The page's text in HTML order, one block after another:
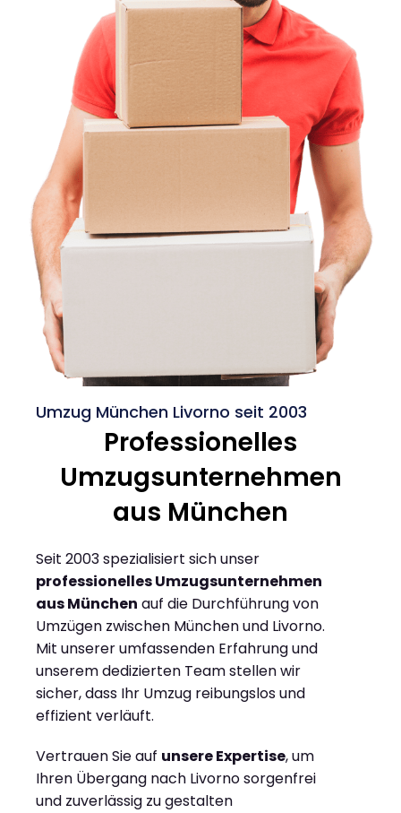
Umzug München Livorno seit 2003
Professionelles
Umzugsunternehmen
aus München
Seit 2003 spezialisiert sich unser
professionelles Umzugsunternehmen
aus München auf die Durchführung von
Umzügen zwischen München und Livorno.
Mit unserer umfassenden Erfahrung und
unserem dedizierten Team stellen wir
sicher, dass Ihr Umzug reibungslos und
effizient verläuft.
Vertrauen Sie auf unsere Expertise, um
Ihren Übergang nach Livorno sorgenfrei
und zuverlässig zu gestalten